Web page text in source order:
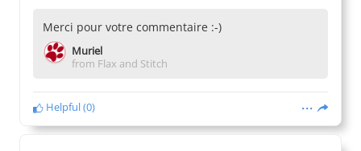
Merci pour votre commentaire :-)
Muriel
from Flax and Stitch
Helpful(0)